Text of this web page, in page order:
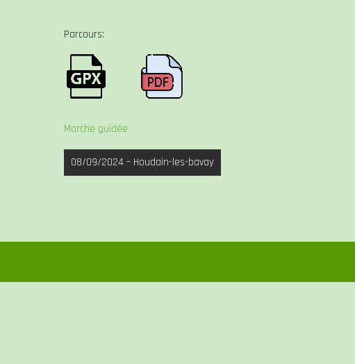
Parcours:
Marche guidée
Navigation
de
08/09/2024 – Houdain-les-bavay